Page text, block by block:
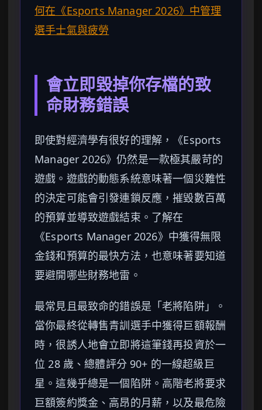
何在《Esports Manager 2026》中管理
選手士氣與疲勞
會立即毀掉你存檔的致
命財務錯誤
即使對經濟學有很好的理解，《Esports
Manager 2026》仍然是一款極其嚴苛的
遊戲。遊戲的動態系統意味著一個災難性
的決定可能會引發連鎖反應，摧毀數百萬
的預算並導致遊戲結束。了解在
《Esports Manager 2026》中獲得無限
金錢和預算的最快方法，也意味著要知道
要避開哪些財務地雷。
最常見且最致命的錯誤是「老將陷阱」。
當你最終從轉售青訓選手中獲得巨額報酬
時，很誘人地會立即將這筆錢再投資於一
位 28 歲、總體評分 90+ 的一線超級巨
星。這幾乎總是一個陷阱。高階老將要求
巨額簽約獎金、高昂的月薪，以及最危險